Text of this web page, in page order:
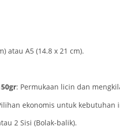
atau A5 (14.8 x 21 cm).
: Permukaan licin dan
ekonomis untuk
2 Sisi (Bolak-balik).